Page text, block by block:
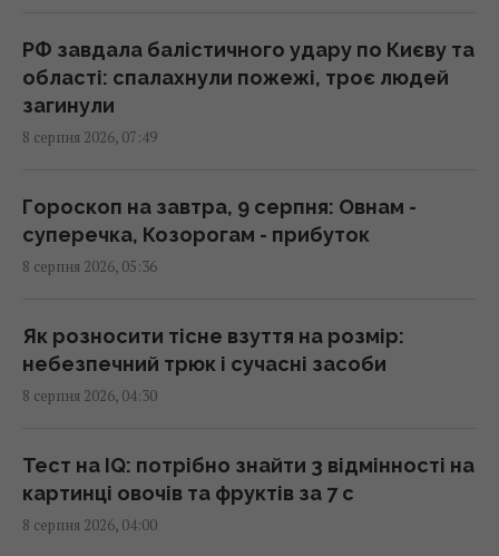
Росія знайшла слабке місце української
ППО, не залишаючи шансу на реакцію, -
CNN
08:30 субота, 08 серпня 2026
Зі стиглих груш печу пиріг - виходить
просто смакота: рецепт із гарбузовим
насінням
День Незалежності 2026: 24 серпня -
робочий день чи вихідний
Гороскоп на 8 серпня за картами Таро:
Дівам - суперечки, Ракам - емоції
РФ завдала балістичного удару по Києву та
області: спалахнули пожежі, троє людей
загинули
8 серпня 2026, 07:49
Гороскоп на завтра, 9 серпня: Овнам -
суперечка, Козорогам - прибуток
8 серпня 2026, 05:36
Як розносити тісне взуття на розмір:
небезпечний трюк і сучасні засоби
8 серпня 2026, 04:30
Тест на IQ: потрібно знайти 3 відмінності на
картинці овочів та фруктів за 7 с
8 серпня 2026, 04:00